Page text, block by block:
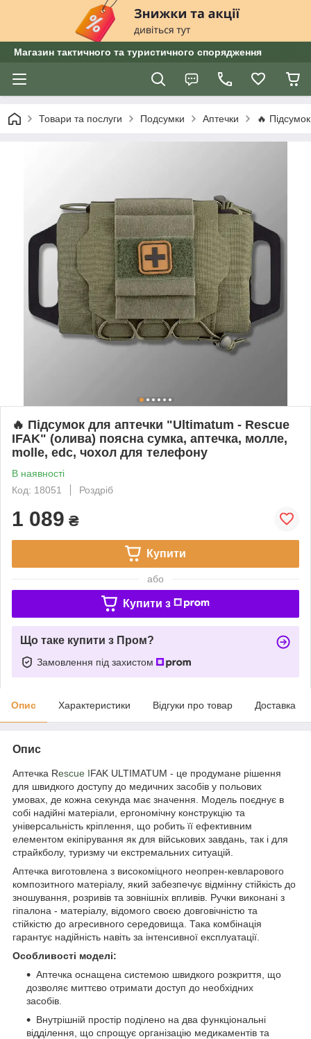
Магазин тактичного та туристичного спорядження
Товари та послуги Подсумки Аптечки 🔥
🔥 Підсумок для аптечки "Ultimatum - Rescue
IFAK" (олива) поясна сумка, аптечка, молле,
molle, edc, чохол для телефону
В наявності
Код: 18051
Роздріб
1 089 ₴
Купити
або
Купити з
Що таке купити з Пром?
Замовлення під захистом
Опис Характеристики Відгуки про товар Доставка
Опис
Аптечка Rescue IFAK ULTIMATUM - це продумане рішення
для швидкого доступу до медичних засобів у польових
умовах, де кожна секунда має значення. Модель поєднує в
собі надійні матеріали, ергономічну конструкцію та
універсальність кріплення, що робить її ефективним
елементом екіпірування як для військових завдань, так і для
страйкболу, туризму чи екстремальних ситуацій.
Аптечка виготовлена ​​з високоміцного неопрен-кевларового
композитного матеріалу, який забезпечує відмінну стійкість до
зношування, розривів та зовнішніх впливів. Ручки виконані з
гіпалона - матеріалу, відомого своєю довговічністю та
стійкістю до агресивного середовища. Така комбінація
гарантує надійність навіть за інтенсивної експлуатації.
Особливості моделі:
Аптечка оснащена системою швидкого розкриття, що
дозволяє миттєво отримати доступ до необхідних
засобів.
Внутрішній простір поділено на два функціональні
відділення, що спрощує організацію медикаментів та